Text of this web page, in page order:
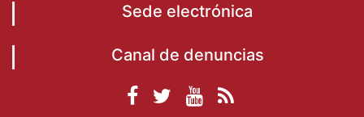
Sede electrónica
Canal de denuncias
Facebook